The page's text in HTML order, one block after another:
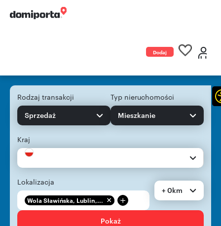
Dodaj
Rodzaj transakcji
Sprzedaż
Typ nieruchomości
Mieszkanie
Kraj
Lokalizacja
Wola Sławińska, Lublin,... +
+ 0km
Pokaż